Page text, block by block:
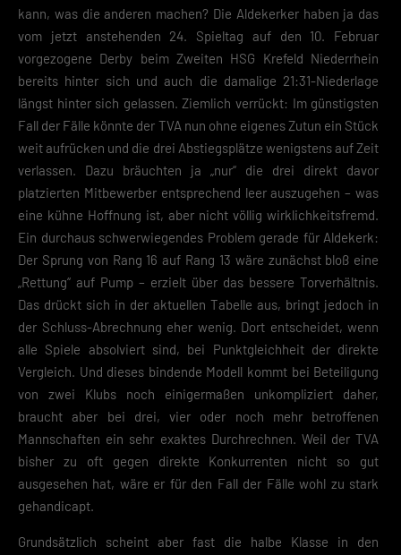
kann, was die anderen machen? Die Aldekerker haben ja das
vom jetzt anstehenden 24. Spieltag auf den 10. Februar
vorgezogene Derby beim Zweiten HSG Krefeld Niederrhein
bereits hinter sich und auch die damalige 21:31-Niederlage
längst hinter sich gelassen. Ziemlich verrückt: Im günstigsten
Fall der Fälle könnte der TVA nun ohne eigenes Zutun ein Stück
weit aufrücken und die drei Abstiegsplätze wenigstens auf Zeit
verlassen. Dazu bräuchten ja „nur“ die drei direkt davor
platzierten Mitbewerber entsprechend leer auszugehen – was
eine kühne Hoffnung ist, aber nicht völlig wirklichkeitsfremd.
Ein durchaus schwerwiegendes Problem gerade für Aldekerk:
Der Sprung von Rang 16 auf Rang 13 wäre zunächst bloß eine
„Rettung“ auf Pump – erzielt über das bessere Torverhältnis.
Das drückt sich in der aktuellen Tabelle aus, bringt jedoch in
der Schluss-Abrechnung eher wenig. Dort entscheidet, wenn
alle Spiele absolviert sind, bei Punktgleichheit der direkte
Vergleich. Und dieses bindende Modell kommt bei Beteiligung
von zwei Klubs noch einigermaßen unkompliziert daher,
braucht aber bei drei, vier oder noch mehr betroffenen
Mannschaften ein sehr exaktes Durchrechnen. Weil der TVA
bisher zu oft gegen direkte Konkurrenten nicht so gut
ausgesehen hat, wäre er für den Fall der Fälle wohl zu stark
gehandicapt.
Grundsätzlich scheint aber fast die halbe Klasse in den